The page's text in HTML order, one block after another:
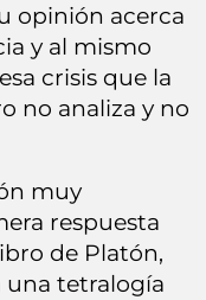
opinión acerca
y al mismo
crisis que la
no analiza y no
muy
respuesta
de Platón,
una tetralogía